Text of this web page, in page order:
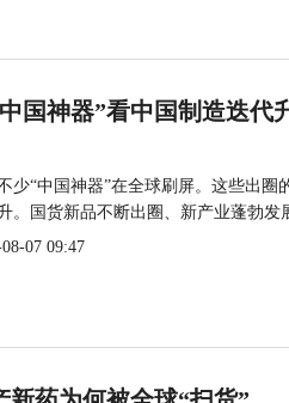
国神器”看中国制造迭代
少“中国神器”在全球刷屏。这些出
。国货新品不断出圈、新产业蓬勃发
07 09:47